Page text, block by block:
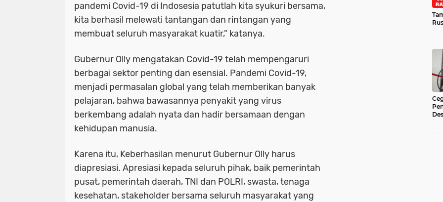
pandemi Covid-19 di Indosesia patutlah kita syukuri bersama,
kita berhasil melewati tantangan dan rintangan yang
membuat seluruh masyarakat kuatir," katanya.
Gubernur Olly mengatakan Covid-19 telah mempengaruri
berbagai sektor penting dan esensial. Pandemi Covid-19,
menjadi permasalan global yang telah memberikan banyak
pelajaran, bahwa bawasannya penyakit yang virus
berkembang adalah nyata dan hadir bersamaan dengan
kehidupan manusia.
Karena itu, Keberhasilan menurut Gubernur Olly harus
diapresiasi. Apresiasi kepada seluruh pihak, baik pemerintah
pusat, pemerintah daerah, TNI dan POLRI, swasta, tenaga
kesehatan, stakeholder bersama seluruh masyarakat yang